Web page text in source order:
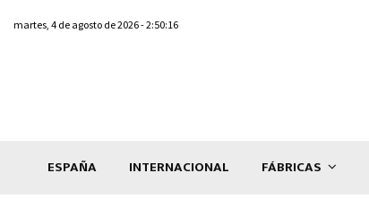
martes, 4 de agosto de 2026 - 2:50:16
ESPAÑA INTERNACIONAL FÁBRICAS